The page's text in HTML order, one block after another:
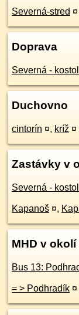
Severná-stred ¤
Doprava
Severná - kostol
Duchovno
cintorín ¤, kríž ¤
Zastávky v
Severná - kostol
Kapanoš ¤,
MHD v okolí
= > Podhradík ¤